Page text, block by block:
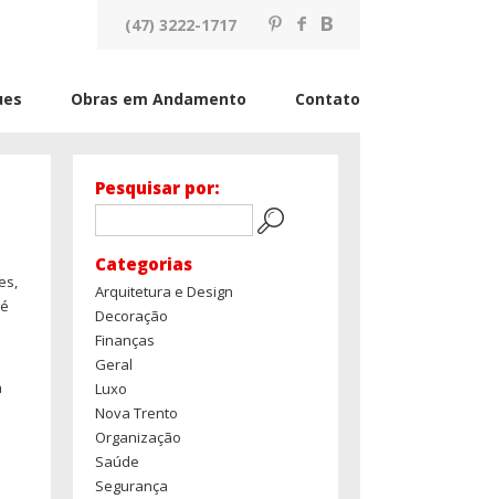
Obras em Andamento Contato
(47) 3222-1717
Pesquisar por:
Categorias
Arquitetura e Design
Decoração
Finanças
Geral
Luxo
Nova Trento
Organização
Saúde
Segurança